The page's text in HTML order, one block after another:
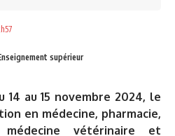
supérieur
14 au 15 novembre 2024, le
en médecine, pharmacie,
médecine vétérinaire et